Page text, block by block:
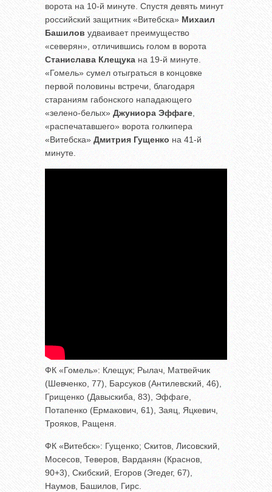
ворота на 10-й минуте. Спустя девять минут
российский защитник «Витебска» Михаил
Башилов удваивает преимущество
«северян», отличившись голом в ворота
Станислава Клещука на 19-й минуте.
«Гомель» сумел отыграться в концовке
первой половины встречи, благодаря
стараниям габонского нападающего
«зелено-белых» Джуниора Эффаге
«распечатавшего» ворота голкипера
«Витебска» Дмитрия Гущенко на 41-й
минуте.
ФК «Гомель»: Клещук; Рылач, Матвейчик
(Шевченко, 77), Барсуков (Антилевский, 46),
Грищенко (Давыскиба, 83), Эффаге,
Потапенко (Ермакович, 61), Заяц, Яцкевич,
Трояков, Ращеня.
ФК «Витебск»: Гущенко; Скитов, Лисовский,
Мосесов, Теверов, Варданян (Краснов,
90+3), Скибский, Егоров (Эгедег, 67),
Наумов, Башилов, Гирс.